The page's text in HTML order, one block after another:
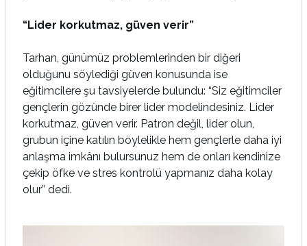
“Lider korkutmaz, güven verir”
Tarhan, günümüz problemlerinden bir diğeri
olduğunu söylediği güven konusunda ise
eğitimcilere şu tavsiyelerde bulundu: “Siz eğitimciler
gençlerin gözünde birer lider modelindesiniz. Lider
korkutmaz, güven verir. Patron değil, lider olun,
grubun içine katılın böylelikle hem gençlerle daha iyi
anlaşma imkânı bulursunuz hem de onları kendinize
çekip öfke ve stres kontrolü yapmanız daha kolay
olur” dedi.